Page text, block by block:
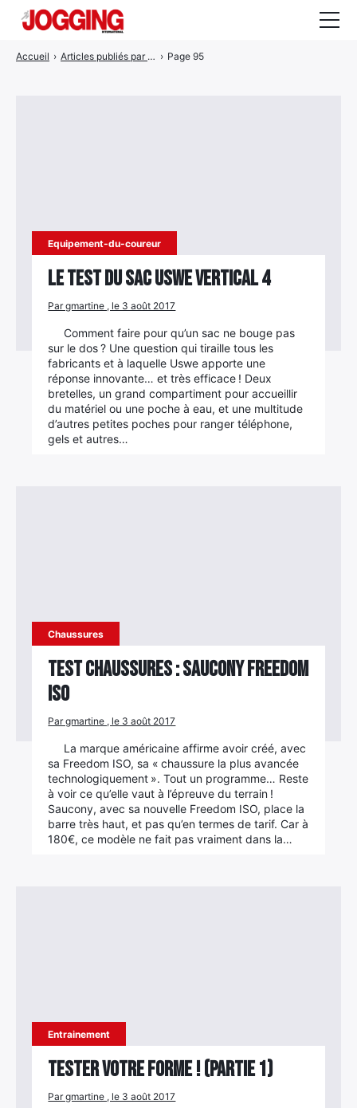
Accueil › Articles publiés par gmartine › Page 95
Equipement-du-coureur
Le test du sac Uswe Vertical 4
Par gmartine , le 3 août 2017
Comment faire pour qu’un sac ne bouge pas
sur le dos ? Une question qui tiraille tous les
fabricants et à laquelle Uswe apporte une
réponse innovante… et très efficace ! Deux
bretelles, un grand compartiment pour accueillir
du matériel ou une poche à eau, et une multitude
d’autres petites poches pour ranger téléphone,
gels et autres…
Chaussures
Test chaussures : Saucony Freedom
ISO
Par gmartine , le 3 août 2017
La marque américaine affirme avoir créé, avec
sa Freedom ISO, sa « chaussure la plus avancée
technologiquement ». Tout un programme… Reste
à voir ce qu’elle vaut à l’épreuve du terrain !
Saucony, avec sa nouvelle Freedom ISO, place la
barre très haut, et pas qu’en termes de tarif. Car à
180€, ce ­modèle ne fait pas vraiment dans la…
Entrainement
Tester votre forme ! (Partie 1)
Par gmartine , le 3 août 2017
Actualités
Entraînement
COURSES
Élément
de
menu
Élément
de
Élément
de